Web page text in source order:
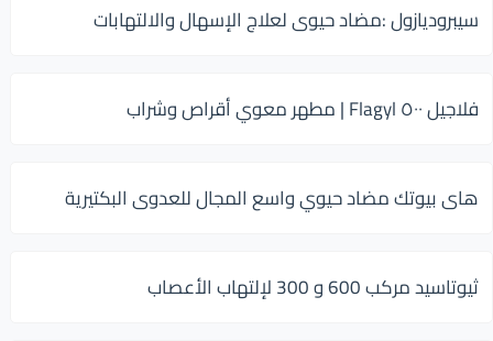
سيبروديازول :مضاد حيوى لعلاج الإسهال والالتهابات
فلاجيل ٥٠٠ Flagyl | مطهر معوي أقراص وشراب
هاى بيوتك مضاد حيوي واسع المجال للعدوى البكتيرية
ثيوتاسيد مركب 600 و 300 لإلتهاب الأعصاب